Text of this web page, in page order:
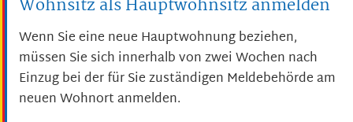
Wohnsitz als Hauptwohnsitz anmelden
Wenn Sie eine neue Hauptwohnung beziehen,
müssen Sie sich innerhalb von zwei Wochen nach
Einzug bei der für Sie zuständigen Meldebehörde am
neuen Wohnort anmelden.